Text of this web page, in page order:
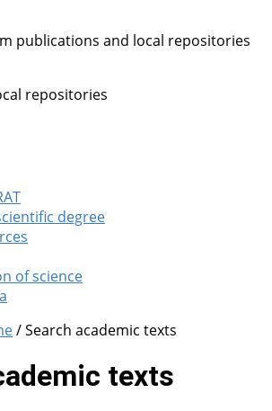
publications and local repositories
repositories
degree
of science
/Search academic texts
texts